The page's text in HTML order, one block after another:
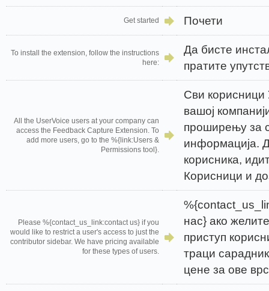
Get started Почети
To install the extension, follow the instructions
here:
Да бисте
пратите
All the UserVoice users at your company can
access the Feedback Capture Extension. To
add more users, go to the %{link:Users &
Permissions tool}.
Сви
вашој
проширењу за
информација.
корисника,
Корисници и
Please %{contact_us_link:contact us} if you
would like to restrict a user's access to just the
contributor sidebar. We have pricing available
for these types of users.
нас} ако
приступ
траци
цене за ове